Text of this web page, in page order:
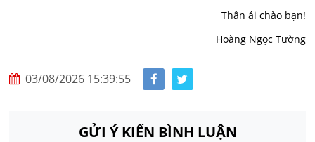
Thân ái chào bạn!
Hoàng Ngọc Tường
03/08/2026 15:39:55
GỬI Ý KIẾN BÌNH LUẬN